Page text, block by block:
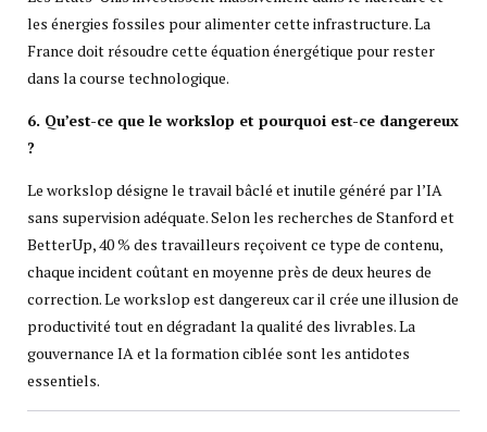
les énergies fossiles pour alimenter cette infrastructure. La
France doit résoudre cette équation énergétique pour rester
dans la course technologique.
6. Qu’est-ce que le workslop et pourquoi est-ce dangereux
?
Le workslop désigne le travail bâclé et inutile généré par l’IA
sans supervision adéquate. Selon les recherches de Stanford et
BetterUp, 40 % des travailleurs reçoivent ce type de contenu,
chaque incident coûtant en moyenne près de deux heures de
correction. Le workslop est dangereux car il crée une illusion de
productivité tout en dégradant la qualité des livrables. La
gouvernance IA et la formation ciblée sont les antidotes
essentiels.